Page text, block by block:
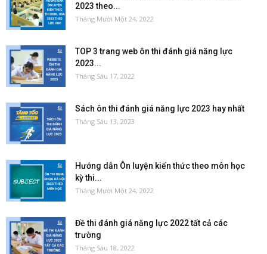
2023 theo...
Tháng Mười Một 24, 2022
TOP 3 trang web ôn thi đánh giá năng lực
2023...
Tháng Sáu 17, 2022
Sách ôn thi đánh giá năng lực 2023 hay nhất
Tháng Sáu 13, 2023
Hướng dẫn Ôn luyện kiến thức theo môn học
kỳ thi...
Tháng Mười Một 24, 2022
Đề thi đánh giá năng lực 2022 tất cả các
trường
Tháng Sáu 18, 2022